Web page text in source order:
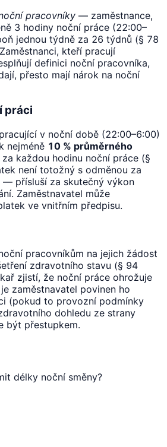
pracovníky — zaměstnance,
3 hodiny noční práce (22:00–
jednou týdně za 26 týdnů (§ 78
kteří pracují
definici noční pracovníka,
přesto mají nárok na noční
práci
v noční době (22:00–6:00)
nejméně 10 % průměrného
za každou hodinu noční práce (§
není totožný s odměnou za
přísluší za skutečný výkon
Zaměstnavatel může
ve vnitřním předpisu.
pracovníkům na jejich žádost
zdravotního stavu (§ 94
zjistí, že noční práce ohrožuje
zaměstnavatel povinen ho
(pokud to provozní podmínky
dohledu ze strany
být přestupkem.
délky noční směny?